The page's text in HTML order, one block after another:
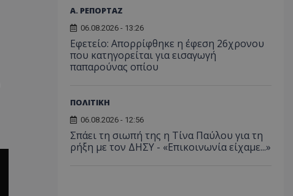
Α. ΡΕΠΟΡΤΑΖ
06.08.2026 - 13:26
Εφετείο: Απορρίφθηκε η έφεση 26χρονου
που κατηγορείται για εισαγωγή
παπαρούνας οπίου
ΠΟΛΙΤΙΚΗ
06.08.2026 - 12:56
Σπάει τη σιωπή της η Τίνα Παύλου για τη
ρήξη με τον ΔΗΣΥ - «Επικοινωνία είχαμε...»